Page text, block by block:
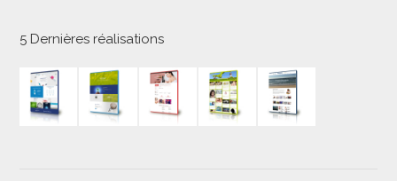
5 Dernières réalisations